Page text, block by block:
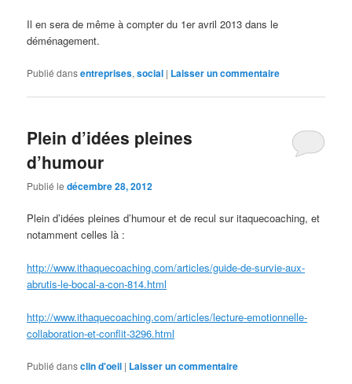
Il en sera de même à compter du 1er avril 2013 dans le
déménagement.
Publié dansentreprises,social | Laisser un commentaire
Plein d’idées pleines
d’humour
Publié ledécembre 28, 2012
Plein d’idées pleines d’humour et de recul sur itaquecoaching, et
notamment celles là :
http://www.ithaquecoaching.com/articles/guide-de-survie-aux-
abrutis-le-bocal-a-con-814.html
http://www.ithaquecoaching.com/articles/lecture-emotionnelle-
collaboration-et-conflit-3296.html
Publié dansclin d'oeil | Laisser un commentaire